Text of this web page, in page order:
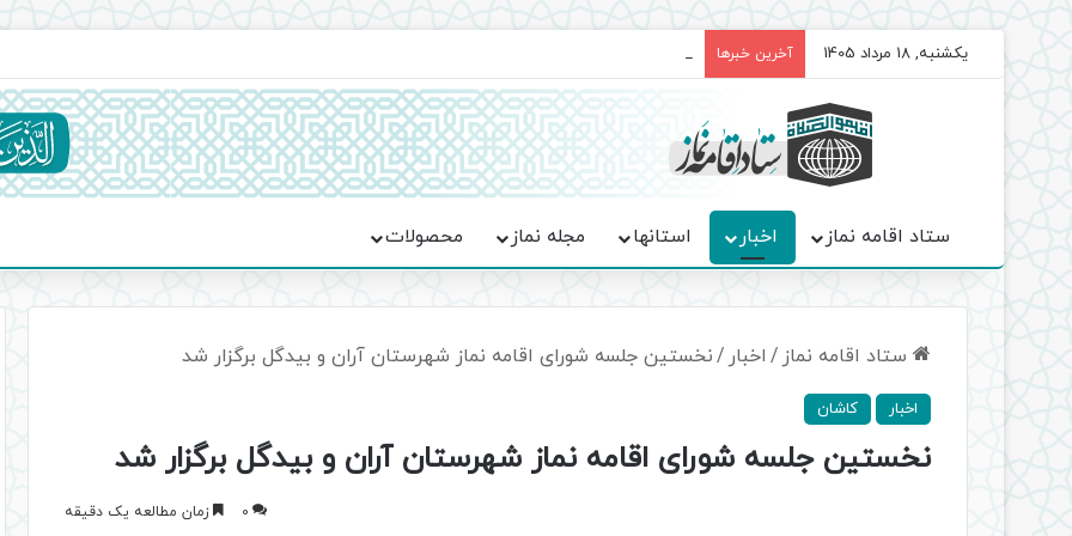
یکشنبه, 18 مرداد 1405 آخرین خبرها برگزاری باشکوه نمازهای جماعت در موکب فاطمه الزهرا (س)
ستاد اقامه نماز اخبار استانها مجله نماز محصولات
ستاد اقامه نماز / اخبار /نخستین جلسه شورای اقامه نماز شهرستان آران و بیدگل برگزار شد
اخبار کاشان
نخستین جلسه شورای اقامه نماز شهرستان آران و بیدگل برگزار شد
0 زمان مطالعه یک دقیقه